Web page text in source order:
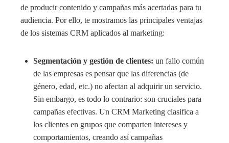
de producir contenido y campañas más acertadas para tu
audiencia. Por ello, te mostramos las principales ventajas
de los sistemas CRM aplicados al marketing:
Segmentación y gestión de clientes: un fallo común
de las empresas es pensar que las diferencias (de
género, edad, etc.) no afectan al adquirir un servicio.
Sin embargo, es todo lo contrario: son cruciales para
campañas efectivas. Un CRM Marketing clasifica a
los clientes en grupos que comparten intereses y
comportamientos, creando así campañas